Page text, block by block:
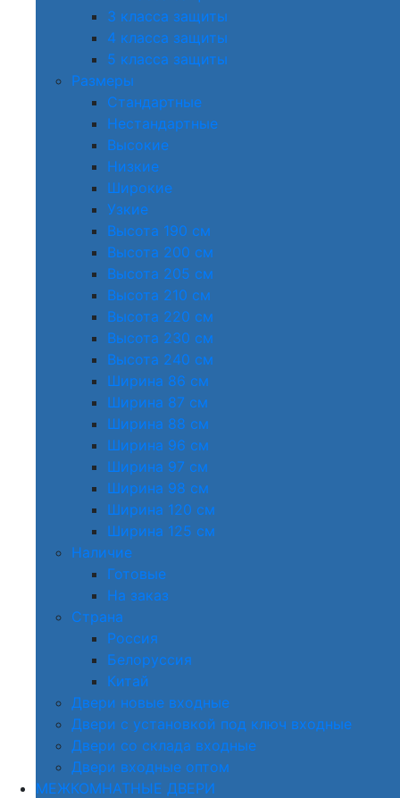
3 класса защиты
4 класса защиты
5 класса защиты
Размеры
Стандартные
Нестандартные
Высокие
Низкие
Широкие
Узкие
Высота 190 см
Высота 200 см
Высота 205 см
Высота 210 см
Высота 220 см
Высота 230 см
Высота 240 см
Ширина 86 см
Ширина 87 см
Ширина 88 см
Ширина 96 см
Ширина 97 см
Ширина 98 см
Ширина 120 см
Ширина 125 см
Наличие
Готовые
На заказ
Страна
Россия
Белоруссия
Китай
Двери новые входные
Двери с установкой под ключ входные
Двери со склада входные
Двери входные оптом
МЕЖКОМНАТНЫЕ ДВЕРИ